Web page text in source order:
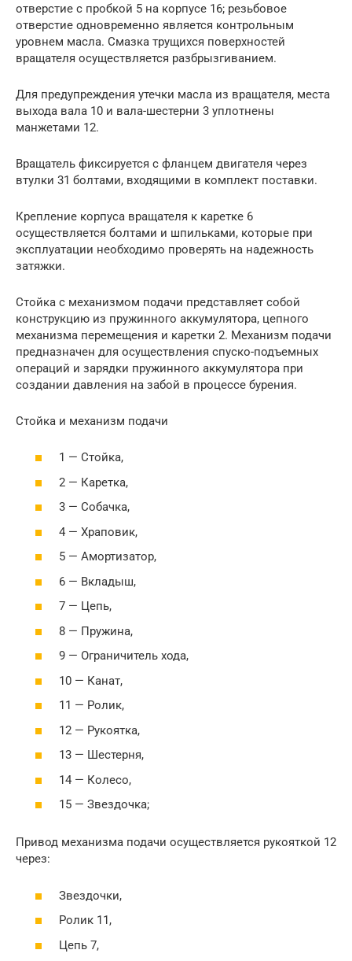
отверстие с пробкой 5 на корпусе 16; резьбовое
отверстие одновременно является контрольным
уровнем масла. Смазка трущихся поверхностей
вращателя осуществляется разбрызгиванием.
Для предупреждения утечки масла из вращателя, места
выхода вала 10 и вала-шестерни 3 уплотнены
манжетами 12.
Вращатель фиксируется с фланцем двигателя через
втулки 31 болтами, входящими в комплект поставки.
Крепление корпуса вращателя к каретке 6
осуществляется болтами и шпильками, которые при
эксплуатации необходимо проверять на надежность
затяжки.
Стойка с механизмом подачи представляет собой
конструкцию из пружинного аккумулятора, цепного
механизма перемещения и каретки 2. Механизм подачи
предназначен для осуществления спуско-подъемных
операций и зарядки пружинного аккумулятора при
создании давления на забой в процессе бурения.
Стойка и механизм подачи
1 — Стойка,
2 — Каретка,
3 — Собачка,
4 — Храповик,
5 — Амортизатор,
6 — Вкладыш,
7 — Цепь,
8 — Пружина,
9 — Ограничитель хода,
10 — Канат,
11 — Ролик,
12 — Рукоятка,
13 — Шестерня,
14 — Колесо,
15 — Звездочка;
Привод механизма подачи осуществляется рукояткой 12
через:
Звездочки,
Ролик 11,
Цепь 7,